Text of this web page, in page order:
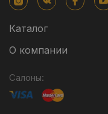
Каталог
О компании
Салоны: